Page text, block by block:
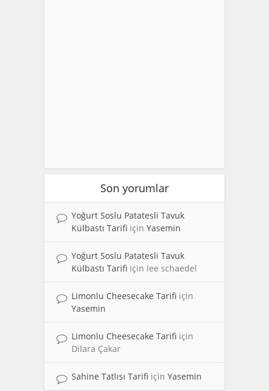
Son yorumlar
Yoğurt Soslu Patatesli Tavuk
Külbastı Tarifi için Yasemin
Yoğurt Soslu Patatesli Tavuk
Külbastı Tarifi için lee schaedel
Limonlu Cheesecake Tarifi için
Yasemin
Limonlu Cheesecake Tarifi için
Dilara Çakar
Sahine Tatlısı Tarifi için Yasemin